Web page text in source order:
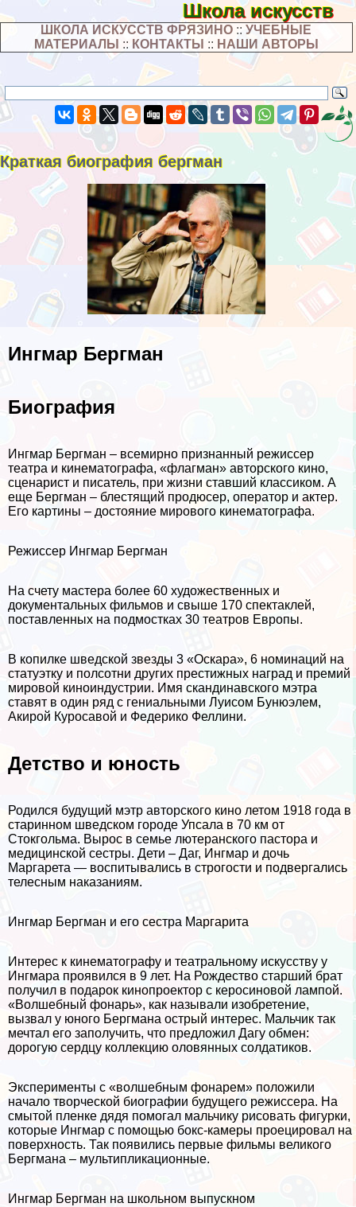
Школа искусств
ШКОЛА ИСКУССТВ ФРЯЗИНО ::УЧЕБНЫЕ
МАТЕРИАЛЫ :: КОНТАКТЫ :: НАШИ АВТОРЫ
Краткая биография бергман
Ингмар Бергман
Биография
Ингмар Бергман – всемирно признанный режиссер
театра и кинематографа, «флагман» авторского кино,
сценарист и писатель, при жизни ставший классиком. А
еще Бергман – блестящий продюсер, оператор и актер.
Его картины – достояние мирового кинематографа.
Режиссер Ингмар Бергман
На счету мастера более 60 художественных и
документальных фильмов и свыше 170 спектаклей,
поставленных на подмостках 30 театров Европы.
В копилке шведской звезды 3 «Оскара», 6 номинаций на
статуэтку и полсотни других престижных наград и премий
мировой киноиндустрии. Имя скандинавского мэтра
ставят в один ряд с гениальными Луисом Бунюэлем,
Акирой Куросавой и Федерико Феллини.
Детство и юность
Родился будущий мэтр авторского кино летом 1918 года в
старинном шведском городе Упсала в 70 км от
Стокгольма. Вырос в семье лютеранского пастора и
медицинской сестры. Дети – Даг, Ингмар и дочь
Маргарета — воспитывались в строгости и подвергались
телесным наказаниям.
Ингмар Бергман и его сестра Маргарита
Интерес к кинематографу и театральному искусству у
Ингмара проявился в 9 лет. На Рождество старший брат
получил в подарок кинопроектор с керосиновой лампой.
«Волшебный фонарь», как называли изобретение,
вызвал у юного Бергмана острый интерес. Мальчик так
мечтал его заполучить, что предложил Дагу обмен:
дорогую сердцу коллекцию оловянных солдатиков.
Эксперименты с «волшебным фонарем» положили
начало творческой биографии будущего режиссера. На
смытой пленке дядя помогал мальчику рисовать фигурки,
которые Ингмар с помощью бокс-камеры проецировал на
поверхность. Так появились первые фильмы великого
Бергмана – мультипликационные.
Ингмар Бергман на школьном выпускном